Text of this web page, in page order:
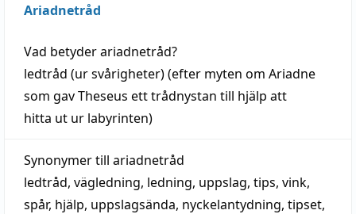
Ariadnetråd
Vad betyderariadnetråd?
ledtråd (ur svårigheter) (efter myten om Ariadne
som gav Theseus ett trådnystan till hjälp att
hitta ut ur labyrinten)
Synonymer till ariadnetråd
ledtråd, vägledning, ledning, uppslag, tips, vink,
spår, hjälp, uppslagsända, nyckelantydning, tipset,